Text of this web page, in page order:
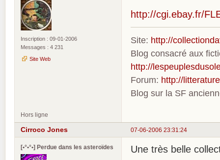
Inscription : 09-01-2006
Messages : 4 231
Site Web
http://cgi.ebay.fr/
Site: http://
Blog consacré aux
http://
Forum: http://
Blog sur la SF
Hors ligne
07-06-2006 23:31:24
Cirroco Jones
[•°•°•] Perdue dans les asteroïdes
Une très belle